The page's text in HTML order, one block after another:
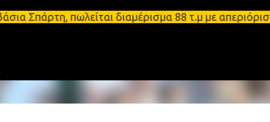
Μετάβαση στο κύριο περιεχόμενο
Σπάρτη, πωλείται διαμέρισμα 88